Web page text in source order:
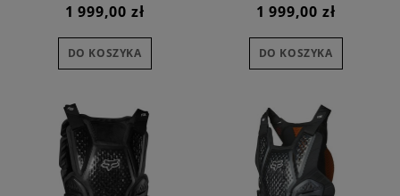
1 999,00 zł
DO KOSZYKA
1 999,00 zł
DO KOSZYKA